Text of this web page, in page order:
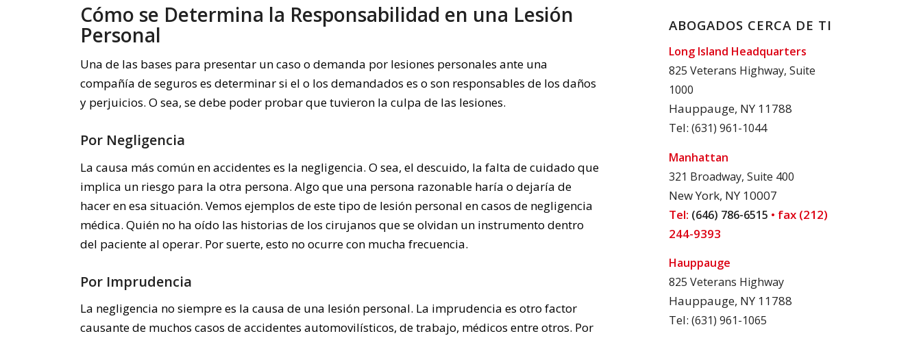
Cómo se Determina la Responsabilidad en una Lesión
Personal
Una de las bases para presentar un caso o demanda por lesiones personales ante una
compañía de seguros es determinar si el o los demandados es o son responsables de los daños
y perjuicios. O sea, se debe poder probar que tuvieron la culpa de las lesiones.
Por Negligencia
La causa más común en accidentes es la negligencia. O sea, el descuido, la falta de cuidado que
implica un riesgo para la otra persona. Algo que una persona razonable haría o dejaría de
hacer en esa situación. Vemos ejemplos de este tipo de lesión personal en casos de negligencia
médica. Quién no ha oído las historias de los cirujanos que se olvidan un instrumento dentro
del paciente al operar. Por suerte, esto no ocurre con mucha frecuencia.
Por Imprudencia
La negligencia no siempre es la causa de una lesión personal. La imprudencia es otro factor
causante de muchos casos de accidentes automovilísticos, de trabajo, médicos entre otros. Por
ABOGADOS CERCA DE TI
Long Island Headquarters
825 Veterans Highway, Suite
1000
Hauppauge, NY 11788
Tel:(631) 961-1044
Manhattan
321 Broadway, Suite 400
New York, NY 10007
Tel: (646) 786-6515 • fax (212)
244-9393
Hauppauge
825 Veterans Highway
Hauppauge, NY 11788
Tel:(631) 961-1065